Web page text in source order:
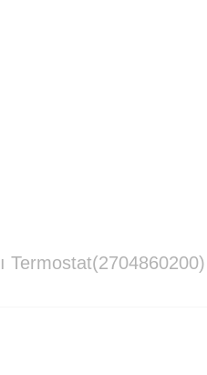
Termostat(2704860200)